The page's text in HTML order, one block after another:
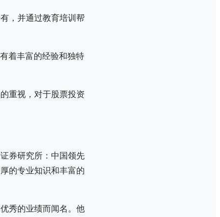
，并通过教育培训帮
着丰富的经验和独特
重视，对于股票投资
券研究所：中国领先
的专业知识和丰富的
秀的业绩而闻名。他